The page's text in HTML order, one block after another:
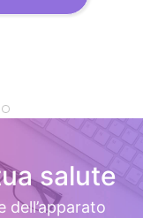
salute
dell’apparato